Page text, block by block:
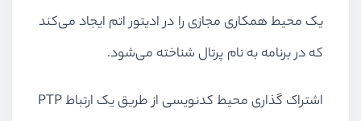
یک محیط همکاری مجازی را در ادیتور اتم ایجاد می‌کند
که در برنامه به نام پرتال شناخته می‌شود.
اشتراک گذاری محیط کدنویسی از طریق یک ارتباط PTP